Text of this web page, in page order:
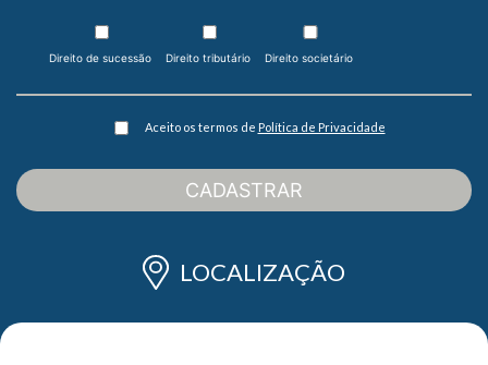
Direito de sucessão Direito tributário Direito societário
Aceito os termos de Política de Privacidade
CADASTRAR
LOCALIZAÇÃO